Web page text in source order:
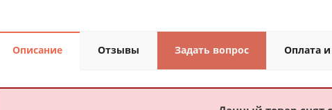
Описание Отзывы Задать вопрос Оплата